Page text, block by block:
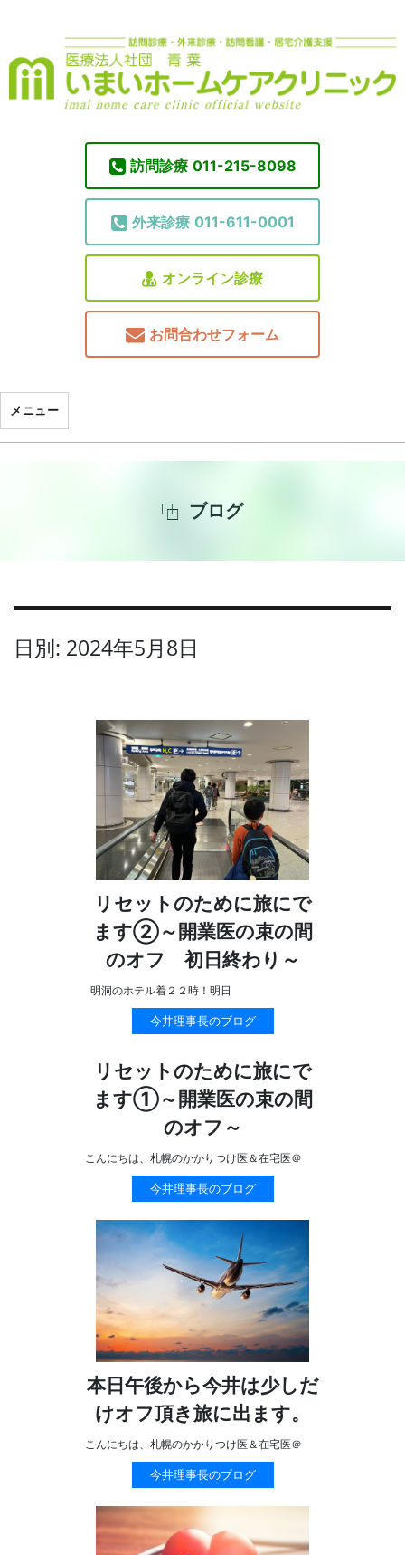
訪問診療 011-215-8098
外来診療 011-611-0001
オンライン診療
お問合わせフォーム
メニュー
ブログ
日別: 2024年5月8日
リセットのために旅にで
ます②～開業医の束の間
のオフ 初日終わり～
明洞のホテル着２２時！明日
今井理事長のブログ
リセットのために旅にで
ます①～開業医の束の間
のオフ～
こんにちは、札幌のかかりつけ医＆在宅医＠
今井理事長のブログ
本日午後から今井は少しだ
けオフ頂き旅に出ます。
こんにちは、札幌のかかりつけ医＆在宅医＠
今井理事長のブログ